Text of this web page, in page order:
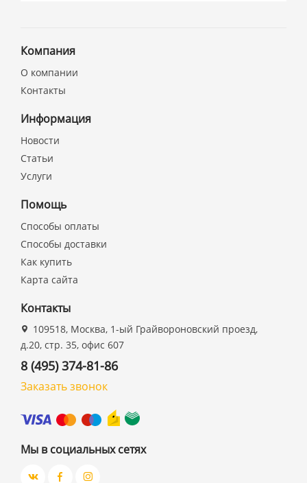
Компания
О компании
Контакты
Информация
Новости
Статьи
Услуги
Помощь
Способы оплаты
Способы доставки
Как купить
Карта сайта
Контакты
109518, Москва, 1-ый Грайвороновский проезд,
д.20, стр. 35, офис 607
8 (495) 374-81-86
Заказать звонок
Мы в социальных сетях